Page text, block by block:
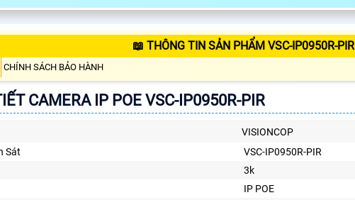
📖 THÔNG TIN SẢN PHẨM VSC-IP0950R-PIR
CHÍNH SÁCH BẢO HÀNH
CAMERA IP POE VSC-IP0950R-PIR
VISIONCOP
Sát
VSC-IP0950R-PIR
3k
IP POE